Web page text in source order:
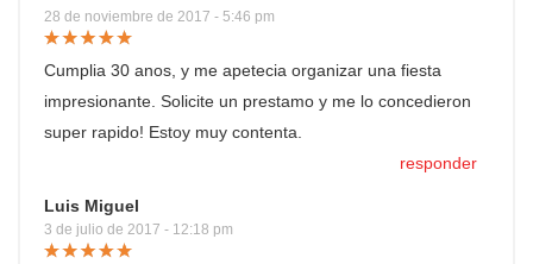
28 de noviembre de 2017 - 5:46 pm
Cumplia 30 anos, y me apetecia organizar una fiesta
impresionante. Solicite un prestamo y me lo concedieron
super rapido! Estoy muy contenta.
responder
Luis Miguel
3 de julio de 2017 - 12:18 pm